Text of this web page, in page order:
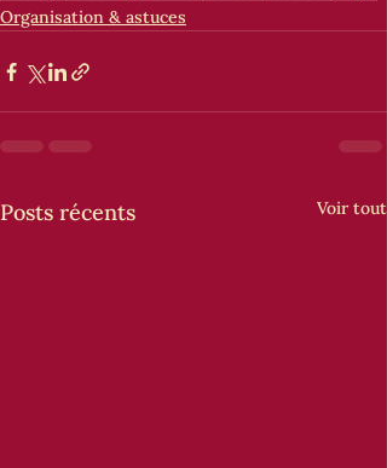
Organisation & astuces
Posts récents Voir tout